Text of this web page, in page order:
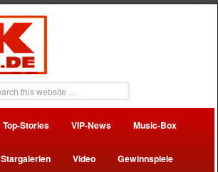
Top-Stories VIP-News Music-Box
Stargalerien Video Gewinnspiele